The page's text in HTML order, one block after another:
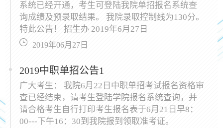
系统已经开通，考生可登陆我院单招报名系统查
询成绩及预录取结果。 我院录取控制线为130分。
特此公告！ 招生办 2019年6月27日
2019年06月27日
2019中职单招公告1
广大考生： 我院6月22日中职单招考试报名资格审
查已经结束，请考生登陆学院报名系统查询，并
请合格考生自行打印考生报名表于6月21日早8：
00---下午16：30到我院报到领取准考证。